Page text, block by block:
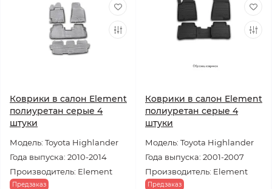
Коврики в салон Element
полиуретан серые 4
штуки
Модель: Toyota Highlander
Года выпуска: 2010-2014
Производитель: Element
Предзаказ
Коврики в салон Element
полиуретан серые 4
штуки
Модель: Toyota Highlander
Года выпуска: 2001-2007
Производитель: Element
Предзаказ